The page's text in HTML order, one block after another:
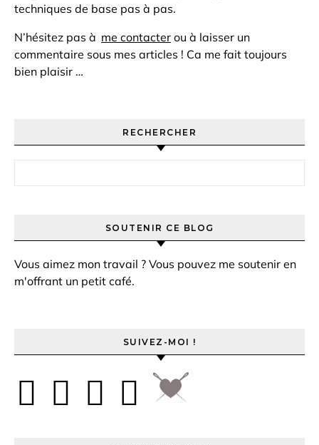
techniques de base pas à pas.
N’hésitez pas à me contacter ou à laisser un
commentaire sous mes articles ! Ca me fait toujours
bien plaisir …
RECHERCHER
SOUTENIR CE BLOG
Vous aimez mon travail ? Vous pouvez me soutenir en
m'offrant un petit café.
SUIVEZ-MOI !